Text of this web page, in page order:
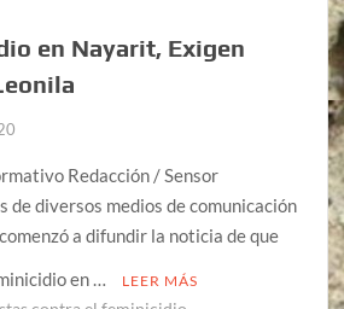
en Nayarit, Exigen
Redacción / Sensor
diversos medios de comunicación
a difundir la noticia de que
en …
LEER MÁS